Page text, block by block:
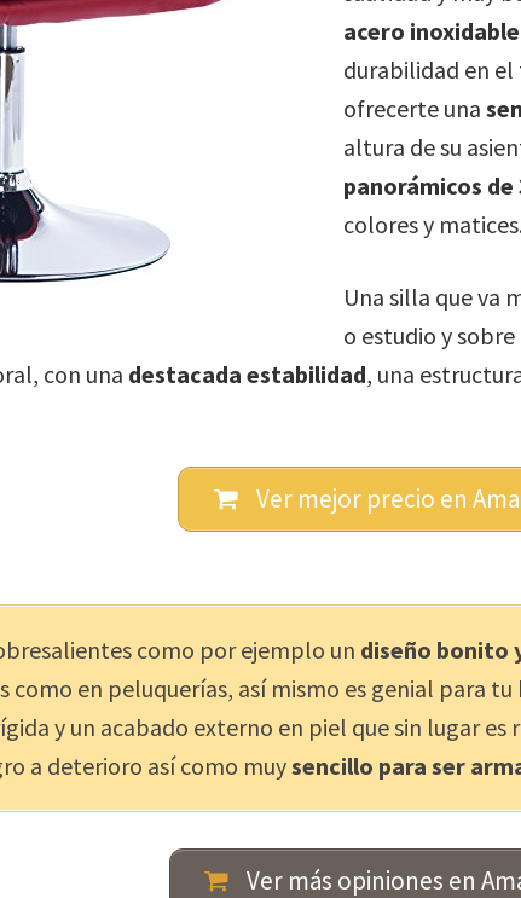
acero inoxidable
durabilidad en
ofrecerte una
altura de su
panorámicos de
colores y
Una silla que va
o estudio y
con una destacada estabilidad, una
Ver mejor precio en
como por ejemplo un diseño bonito
como en peluquerías, así mismo es genial para
y un acabado externo en piel que sin lugar
a deterioro así como muysencillo para ser
Ver más opiniones en